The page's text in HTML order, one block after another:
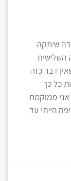
שיתקה
השלישית
דבר כזה
כל כך
אני ממוקמת
הייתי עד